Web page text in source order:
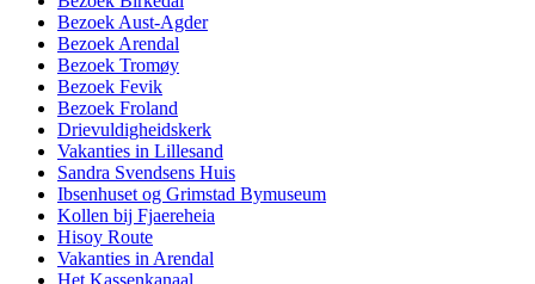
Bezoek Aust-Agder
Bezoek Arendal
Bezoek Tromøy
Bezoek Fevik
Bezoek Froland
Drievuldigheidskerk
Vakanties in Lillesand
Sandra Svendsens Huis
Ibsenhuset og Grimstad Bymuseum
Kollen bij Fjaereheia
Hisoy Route
Vakanties in Arendal
Het Kassenkanaal